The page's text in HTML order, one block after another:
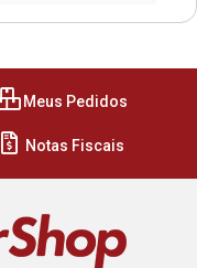
Meus Pedidos
Notas Fiscais